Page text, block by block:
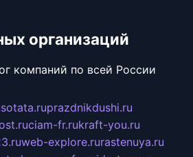
организаций
компаний по всей России
prazdnikdushi.ru
ciam-fr.rukraft-you.ru
web-explore.rurastenuya.ru